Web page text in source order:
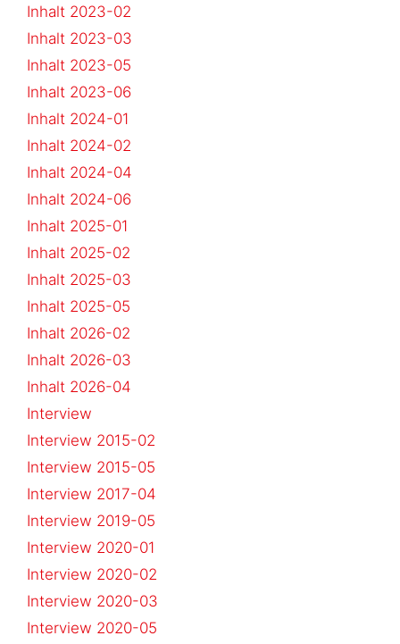
Inhalt 2023-02
Inhalt 2023-03
Inhalt 2023-05
Inhalt 2023-06
Inhalt 2024-01
Inhalt 2024-02
Inhalt 2024-04
Inhalt 2024-06
Inhalt 2025-01
Inhalt 2025-02
Inhalt 2025-03
Inhalt 2025-05
Inhalt 2026-02
Inhalt 2026-03
Inhalt 2026-04
Interview
Interview 2015-02
Interview 2015-05
Interview 2017-04
Interview 2019-05
Interview 2020-01
Interview 2020-02
Interview 2020-03
Interview 2020-05